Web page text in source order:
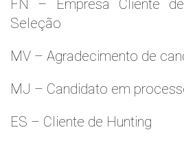
FN – Empresa Cliente
Seleção
MV – Agradecimento de
MJ – Candidato em
ES – Cliente de Hunting